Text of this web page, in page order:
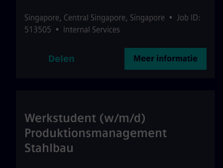
Singapore, Central Singapore, Singapore • Job ID:
513505 • Internal Services
Delen Meer informatie
Werkstudent (w/m/d)
Produktionsmanagement
Stahlbau